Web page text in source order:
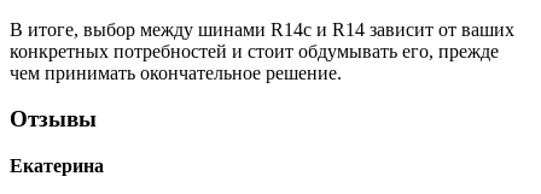
В итоге, выбор между шинами R14c и R14 зависит от ваших
конкретных потребностей и стоит обдумывать его, прежде
чем принимать окончательное решение.
Отзывы
Екатерина